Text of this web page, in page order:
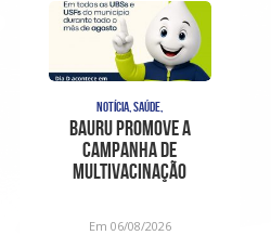
NOTÍCIA, SAÚDE,
Bauru promove a
Campanha de
Multivacinação
Em 06/08/2026